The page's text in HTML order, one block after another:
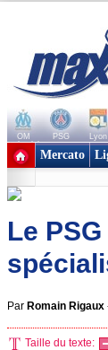
OM PSG Lyon
+ de clubs
Mercato
Le
Par Romain Rigaux
Taille du texte: